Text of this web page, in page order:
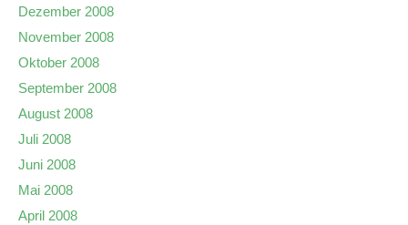
Dezember 2008
November 2008
Oktober 2008
September 2008
August 2008
Juli 2008
Juni 2008
Mai 2008
April 2008